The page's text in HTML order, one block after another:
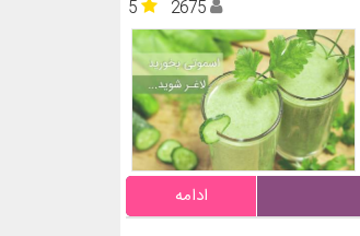
5
2675
ادامه